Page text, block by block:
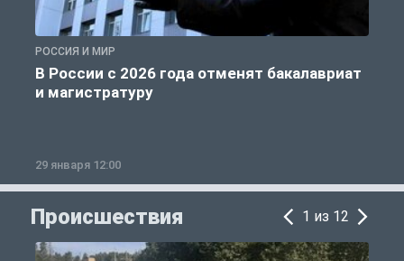
РОССИЯ И МИР
В России с 2026 года отменят бакалавриат
и магистратуру
29 января 12:00
Происшествия 1 из 12